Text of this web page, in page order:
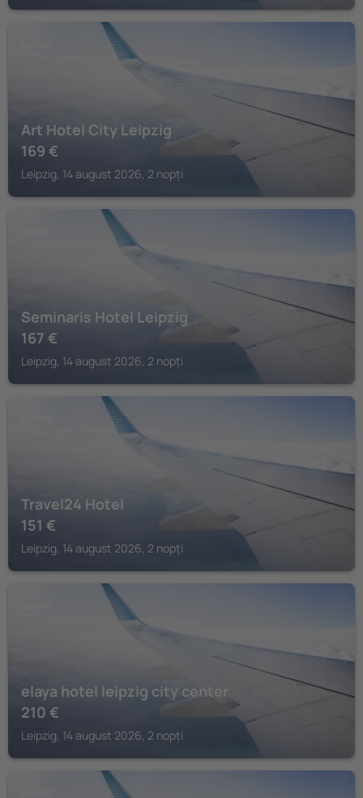
Art Hotel City Leipzig
169 €
Leipzig, 14 august 2026, 2 nopți
Seminaris Hotel Leipzig
167 €
Leipzig, 14 august 2026, 2 nopți
Travel24 Hotel
151 €
Leipzig, 14 august 2026, 2 nopți
elaya hotel leipzig city center
210 €
Leipzig, 14 august 2026, 2 nopți